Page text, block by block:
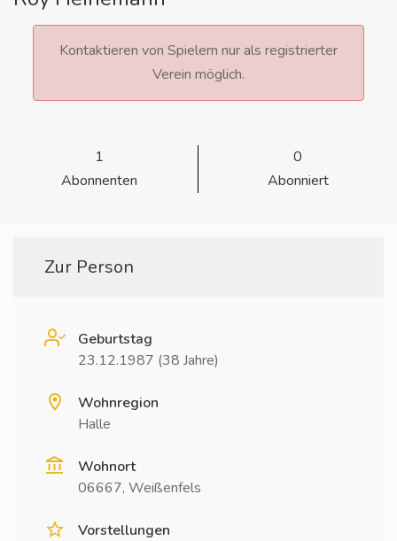
Kontaktieren von Spielern nur als registrierter
Verein möglich.
1
Abonnenten
0
Abonniert
Zur Person
Geburtstag
23.12.1987 (38 Jahre)
Wohnregion
Halle
Wohnort
06667, Weißenfels
Vorstellungen